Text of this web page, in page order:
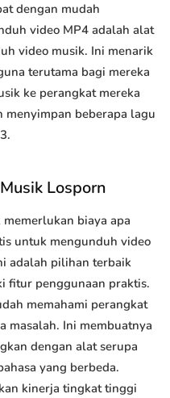
dengan mudah
video MP4 adalah alat
video musik. Ini menarik
terutama bagi mereka
ke perangkat mereka
beberapa lagu
Losporn
biaya apa
untuk mengunduh video
adalah pilihan terbaik
fitur penggunaan praktis.
memahami perangkat
masalah. Ini membuatnya
dengan alat serupa
yang berbeda.
kinerja tingkat tinggi